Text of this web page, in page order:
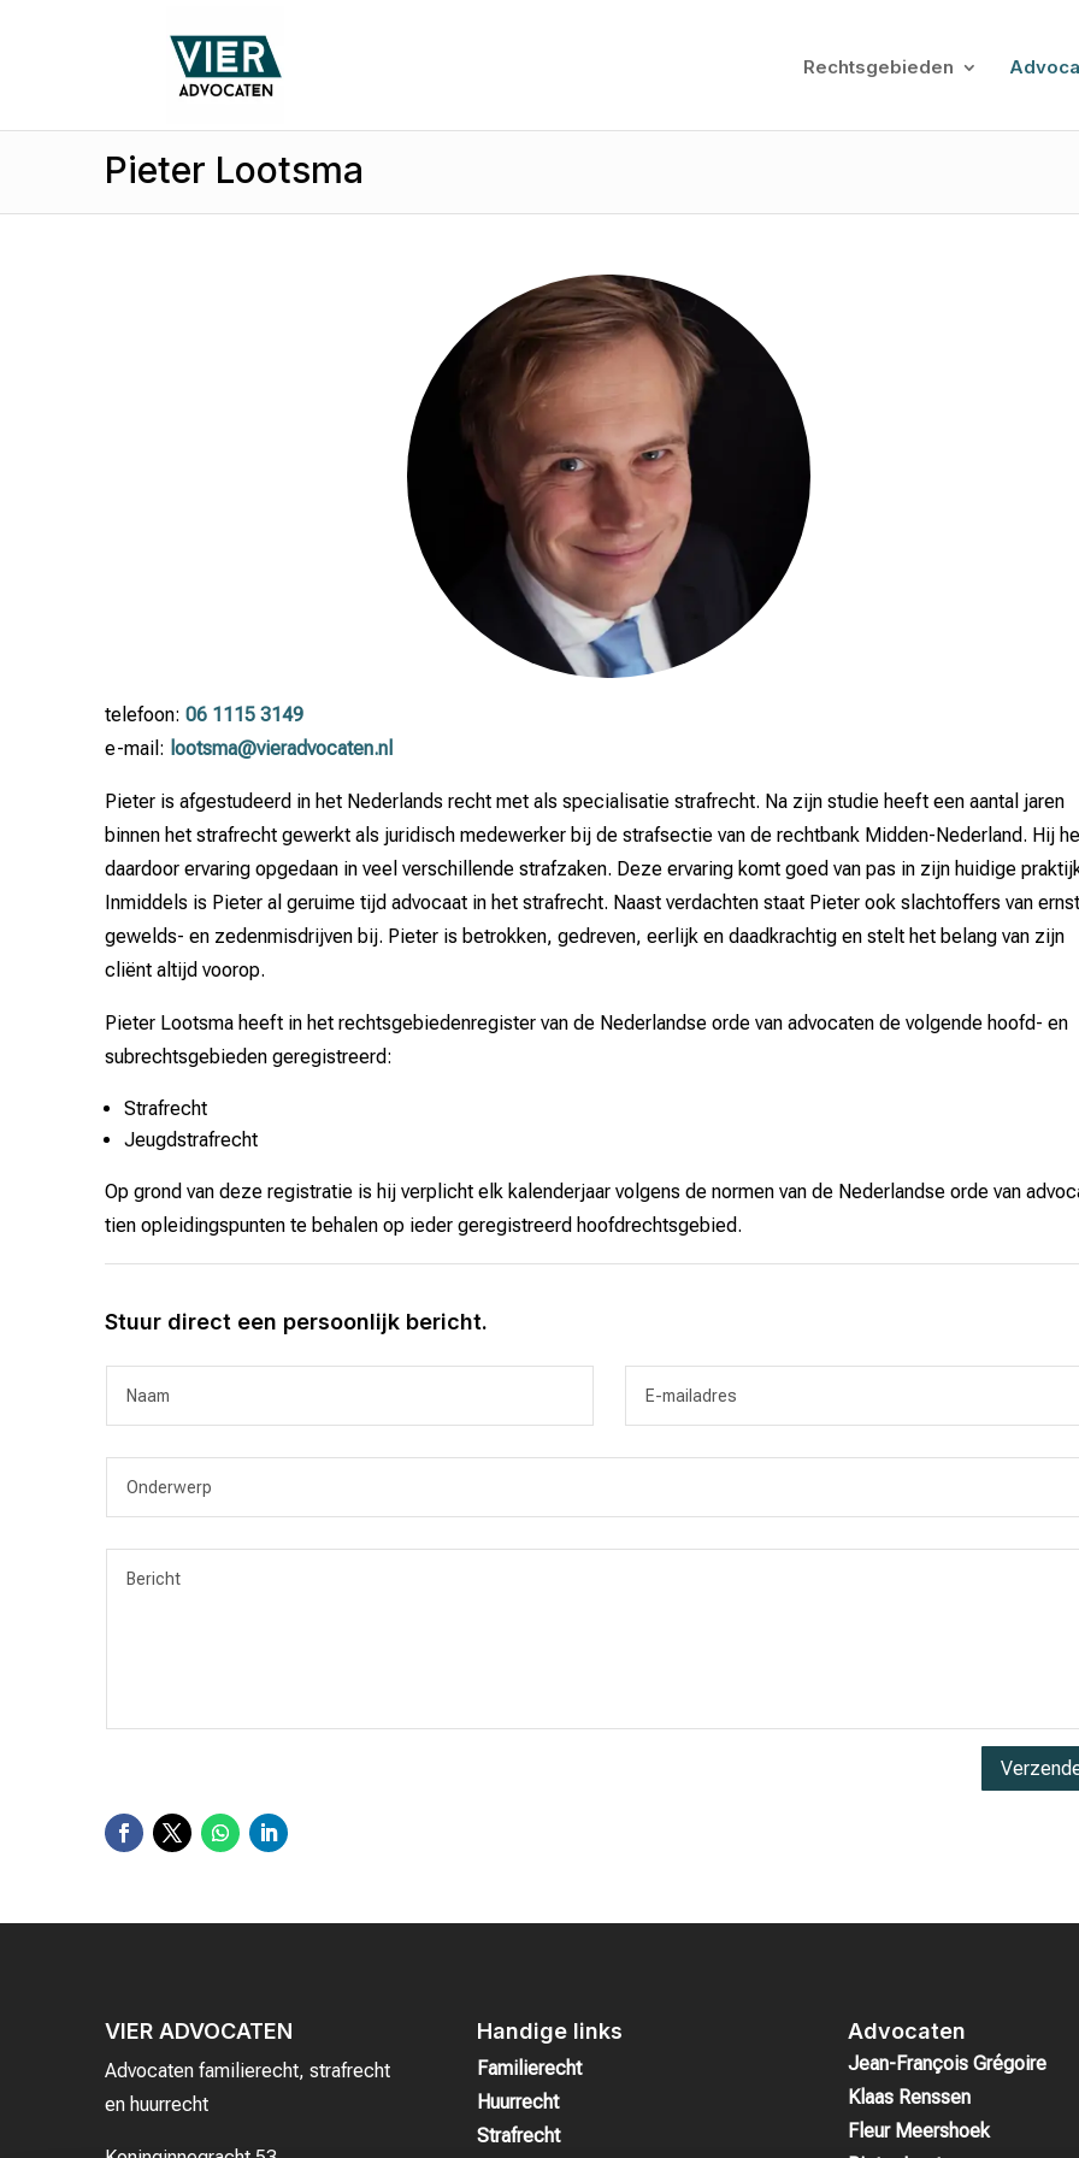
Rechtsgebieden
Pieter Lootsma
telefoon: 06 1115 3149
e-mail: lootsma@vieradvocaten.nl
Pieter is afgestudeerd in het Nederlands recht met als specialisatie strafrecht. Na zijn studie heeft een aantal jaren
binnen het strafrecht gewerkt als juridisch medewerker bij de strafsectie van de rechtbank Midden-Nederland. Hij
daardoor ervaring opgedaan in veel verschillende strafzaken. Deze ervaring komt goed van pas in zijn huidige
Inmiddels is Pieter al geruime tijd advocaat in het strafrecht. Naast verdachten staat Pieter ook slachtoffers van
gewelds- en zedenmisdrijven bij. Pieter is betrokken, gedreven, eerlijk en daadkrachtig en stelt het belang van zijn
cliënt altijd voorop.
Pieter Lootsma heeft in het rechtsgebiedenregister van de Nederlandse orde van advocaten de volgende hoofd- en
subrechtsgebieden geregistreerd:
Strafrecht
Jeugdstrafrecht
Op grond van deze registratie is hij verplicht elk kalenderjaar volgens de normen van de Nederlandse orde van
tien opleidingspunten te behalen op ieder geregistreerd hoofdrechtsgebied.
Stuur direct een persoonlijk bericht.
VIER ADVOCATEN
Advocaten familierecht, strafrecht
en huurrecht
Handige links
Familierecht
Huurrecht
Strafrecht
Advocaten
Jean-François Grégoire
Klaas Renssen
Fleur Meershoek